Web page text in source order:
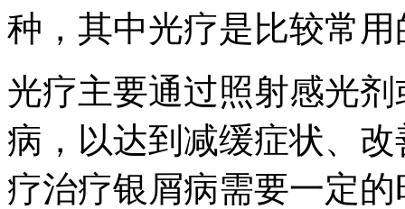
种，其中光疗是比较常
光疗主要通过照射感光
病，以达到减缓症状、
疗治疗银屑病需要一定